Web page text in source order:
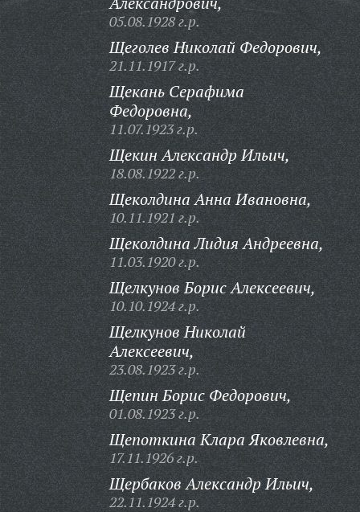
05.08.1928 г.р.
Щеголев Николай Федорович,
21.11.1917 г.р.
Щекань Серафима
Федоровна,
11.07.1923 г.р.
Щекин Александр Ильич,
18.08.1922 г.р.
Щеколдина Анна Ивановна,
10.11.1921 г.р.
Щеколдина Лидия Андреевна,
11.03.1920 г.р.
Щелкунов Борис Алексеевич,
10.10.1924 г.р.
Щелкунов Николай
Алексеевич,
23.08.1923 г.р.
Щепин Борис Федорович,
01.08.1923 г.р.
Щепоткина Клара Яковлевна,
17.11.1926 г.р.
Щербаков Александр Ильич,
22.11.1924 г.р.